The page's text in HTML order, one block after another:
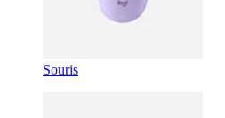
Souris